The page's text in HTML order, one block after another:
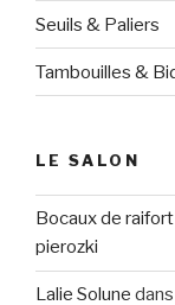
Seuils & Paliers
Tambouilles &
LE SALON
Bocaux de
pierozki
Lalie Solune dans